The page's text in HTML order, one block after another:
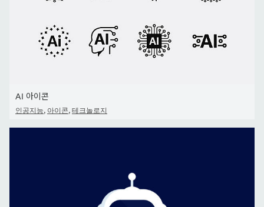
AI 아이콘
인공지능, 아이콘, 테크놀로지